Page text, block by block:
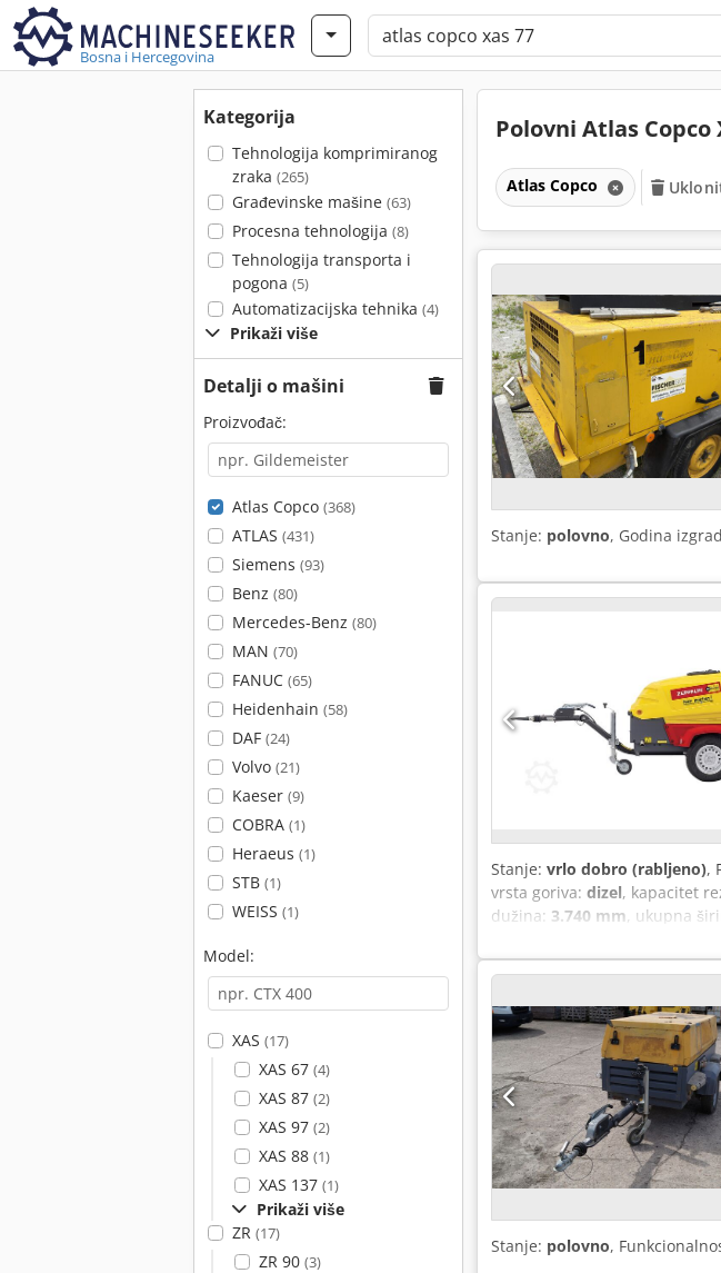
Bosna i Hercegovina
Kategorija
Tehnologija komprimiranog
zraka (265)
Građevinske mašine (63)
Procesna tehnologija (8)
Tehnologija transporta i
pogona (5)
Automatizacijska tehnika (4)
Prikaži više
Detalji o mašini
Proizvođač:
Atlas Copco (368)
ATLAS (431)
Siemens (93)
Benz (80)
Mercedes-Benz (80)
MAN (70)
FANUC (65)
Heidenhain (58)
DAF (24)
Volvo (21)
Kaeser (9)
COBRA (1)
Heraeus (1)
STB (1)
WEISS (1)
Model:
XAS (17)
XAS 67 (4)
XAS 87 (2)
XAS 97 (2)
XAS 88 (1)
XAS 137 (1)
Prikaži više
ZR (17)
ZR 90 (3)
Polovni Atlas Copco
Atlas Copco
Stanje: polovno, Godina
Stanje: vrlo dobro (rabljeno),
vrsta goriva: dizel, kapacitet
dužina: 3.740 mm, ukupna
98 dB, Godina izgradnje:2016
UVV
Stanje: polovno,